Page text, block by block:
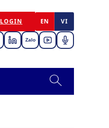
LOGIN EN VI
Zalo